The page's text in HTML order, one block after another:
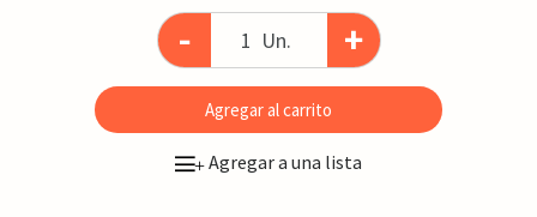
- Un. +
Agregar al carrito
+Agregar a una lista